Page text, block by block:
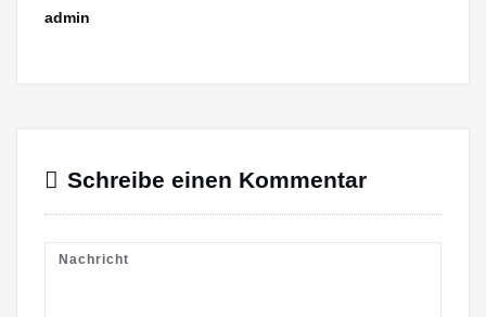
admin
Schreibe einen Kommentar